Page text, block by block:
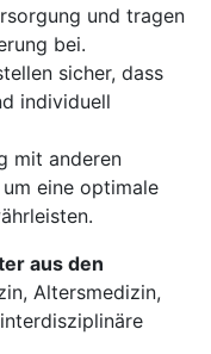
und tragen
bei.
sicher, dass
individuell
mit anderen
eine optimale
aus den
Altersmedizin,